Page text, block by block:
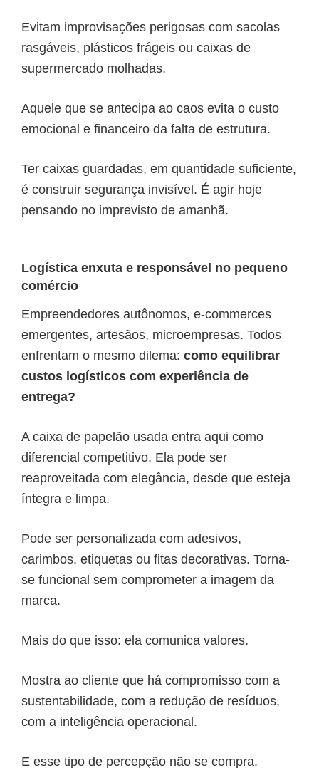
Evitam improvisações perigosas com sacolas
rasgáveis, plásticos frágeis ou caixas de
supermercado molhadas.
Aquele que se antecipa ao caos evita o custo
emocional e financeiro da falta de estrutura.
Ter caixas guardadas, em quantidade suficiente,
é construir segurança invisível. É agir hoje
pensando no imprevisto de amanhã.
Logística enxuta e responsável no pequeno
comércio
Empreendedores autônomos, e-commerces
emergentes, artesãos, microempresas. Todos
enfrentam o mesmo dilema: como equilibrar
custos logísticos com experiência de
entrega?
A caixa de papelão usada entra aqui como
diferencial competitivo. Ela pode ser
reaproveitada com elegância, desde que esteja
íntegra e limpa.
Pode ser personalizada com adesivos,
carimbos, etiquetas ou fitas decorativas. Torna-
se funcional sem comprometer a imagem da
marca.
Mais do que isso: ela comunica valores.
Mostra ao cliente que há compromisso com a
sustentabilidade, com a redução de resíduos,
com a inteligência operacional.
E esse tipo de percepção não se compra.